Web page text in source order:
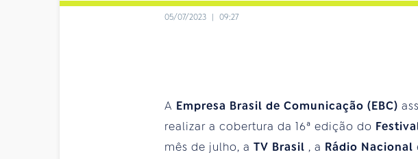
05/07/2023 | 09:27
A Empresa Brasil de Comunicação (EBC)
realizar a cobertura da 16ª edição do
mês de julho, a TV Brasil , a Rádio Nacional